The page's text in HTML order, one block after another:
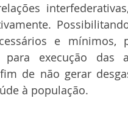
e mínimos,
para execução das
de não gerar
à população.